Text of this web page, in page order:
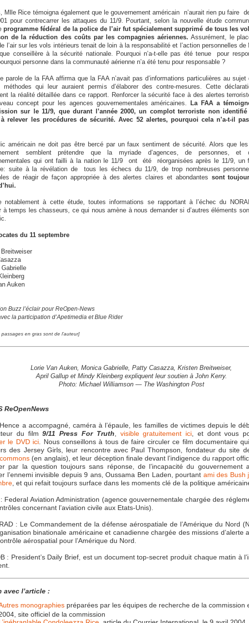
Mlle Rice témoigna également que le gouvernement américain n’aurait rien pu faire
pour contrecarrer les attaques du 11/9. Pourtant, selon la nouvelle étude
programme fédéral de la police de l’air fut spécialement supprimé de tous les
de la réduction des coûts par les compagnies aériennes. Assurément, le
l’air sur les vols intérieurs tenait de loin à la responsabilité et l’action personnelles de
conseillère à la sécurité nationale. Pourquoi n’a-t-elle pas été tenue pour
personne dans la communauté aérienne n’a été tenu pour responsable ?
parole de la FAA affirma que la FAA n’avait pas d’informations particulières au sujet
qui leur auraient permis d’élaborer des contre-mesures. Cette
la réalité détaillée dans ce rapport. Renforcer la sécurité face à des alertes
concept pour les agences gouvernementales américaines.
La FAA a
sur le 11/9, que durant l’année 2000, un complot terroriste non
relever les procédures de sécurité. Avec 52 alertes, pourquoi cela n’a-t-il
américain ne doit pas être bercé par un faux sentiment de sécurité. Alors que
semblent prétendre que la myriade d’agences, de personnes, et
qui ont failli à la nation le 11/9 ont été réorganisées après le 11/9, un
suite à la révélation de tous les échecs du 11/9, de trop nombreuses
de réagir de façon appropriée à des alertes claires et abondantes sont
notablement à cette étude, toutes informations se rapportant à l’échec du
à temps les chasseurs, ce qui nous amène à nous demander si d’autres éléments
du 11 septembre
Gabrielle
Auken
Buzz l’éclair pour ReOpen-News
la participation d’Apetimedia et Blue Rider
passages en gras sont de l’auteur]
Lorie Van Auken, Monica Gabrielle, Patty Casazza, Kristen Breitweiser,
April Gallupet Mindy Kleinberg expliquent leur soutien à John Kerry.
Photo: Michael Williamson — The Washington Post
ReOpenNews
a accompagné, caméra à l’épaule, les familles de victimes depuis le
du film9/11 Press For Truth visible gratuitement ici , et dont vous
le DVD ici . Nous conseillons à tous de faire circuler ce film documentaire
des Jersey Girls, leur rencontre avec Paul Thompson, fondateur du site
(en anglais), et leur déception finale devant l’indigence du rapport
par la question toujours sans réponse, de l’incapacité du gouvernement
l’ennemi invisible depuis 9 ans, Oussama Ben Laden, pourtant ami des Bush
, et qui refait toujours surface dans les moments clé de la politique
: Federal Aviation Administration (agence gouvernementale chargée des
concernant l’aviation civile aux Etats-Unis).
: Le Commandement de la défense aérospatiale de l’Amérique du Nord
binationale américaine et canadienne chargée des missions d’alerte
aérospatial pour l’Amérique du Nord.
: President’s Daily Brief, est un document top-secret produit chaque matin à
avec l’article :
monographies préparées par les équipes de recherche de la commission
site officiel de la commission